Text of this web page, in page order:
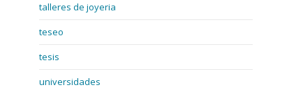
talleres de joyeria
teseo
tesis
universidades